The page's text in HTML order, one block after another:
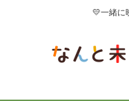
💛一緒に